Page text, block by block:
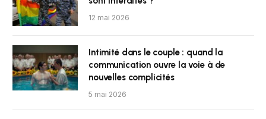
12 mai 2026
Intimité dans le couple : quand la
communication ouvre la voie à de
nouvelles complicités
5 mai 2026